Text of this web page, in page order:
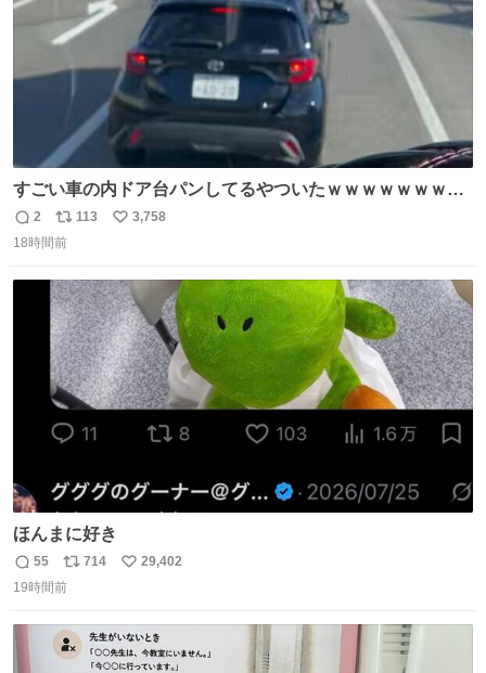
すごい車の内ドア台パンしてるやついたｗｗｗｗｗｗｗｗ
ｗｗｗｗｗｗ
返
信
2
リ
ポ
ト
数
113
い
数
3,758
18時間前
ほんまに好き
返
信
55
リ
ポ
ト
数
714
い
数
29,402
19時間前